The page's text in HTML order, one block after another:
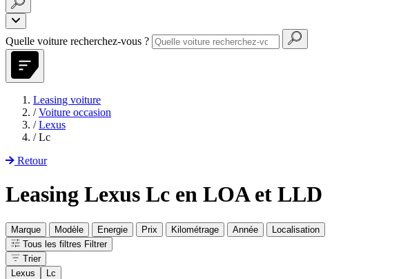
Quelle voiture recherchez-vous ?
Leasing voiture
/ Voiture occasion
/ Lexus
/ Lc
Retour
Leasing Lexus Lc en LOA et LLD
Marque Modèle Energie Prix Kilométrage Année
Localisation
Tous les filtres Filtrer
Trier
Lexus
Lc